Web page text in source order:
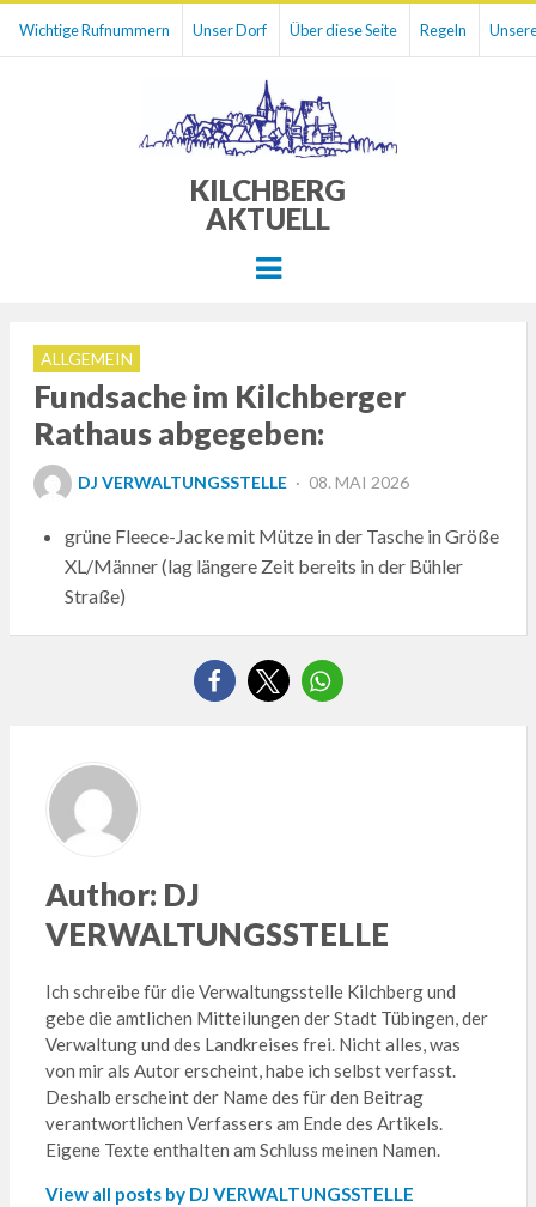
Wichtige Rufnummern Unser Dorf Über diese Seite Regeln
KILCHBERG
AKTUELL
Menu
ALLGEMEIN
Fundsache im Kilchberger
Rathaus abgegeben:
DJ VERWALTUNGSSTELLE
POSTED
08. MAI 2026
grüne Fleece-Jacke mit Mütze in der Tasche in Größe
XL/Männer (lag längere Zeit bereits in der Bühler
Straße)
Author: DJ
VERWALTUNGSSTELLE
Ich schreibe für die Verwaltungsstelle Kilchberg und
gebe die amtlichen Mitteilungen der Stadt Tübingen, der
Verwaltung und des Landkreises frei. Nicht alles, was
von mir als Autor erscheint, habe ich selbst verfasst.
Deshalb erscheint der Name des für den Beitrag
verantwortlichen Verfassers am Ende des Artikels.
Eigene Texte enthalten am Schluss meinen Namen.
View all posts by DJ VERWALTUNGSSTELLE